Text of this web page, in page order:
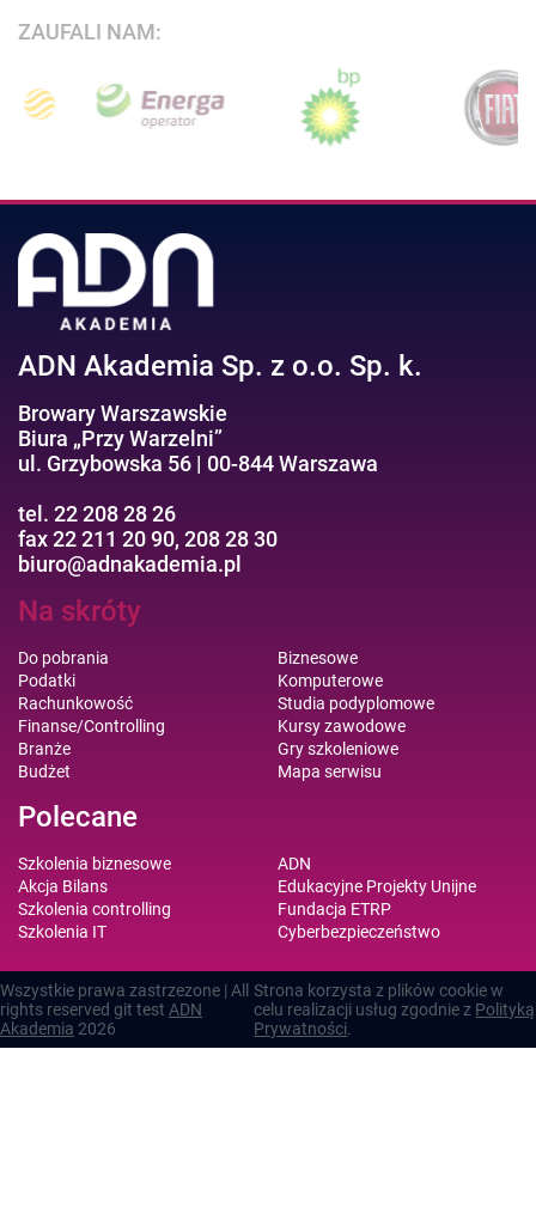
ZAUFALI NAM:
ADN Akademia Sp. z o.o. Sp. k.
Browary Warszawskie
Biura „Przy Warzelni”
ul. Grzybowska 56 | 00-844 Warszawa
tel. 22 208 28 26
fax 22 211 20 90, 208 28 30
biuro@adnakademia.pl
Na skróty
Do pobrania
Podatki
Rachunkowość
Finanse/Controlling
Branże
Budżet
Biznesowe
Komputerowe
Studia podyplomowe
Kursy zawodowe
Gry szkoleniowe
Mapa serwisu
Polecane
Szkolenia biznesowe
Akcja Bilans
Szkolenia controlling
Szkolenia IT
ADN
Edukacyjne Projekty Unijne
Fundacja ETRP
Cyberbezpieczeństwo
Wszystkie prawa zastrzezone | All
rights reserved git test ADN
Akademia 2026
Strona korzysta z plików cookie w
celu realizacji usług zgodnie z Polityką
Prywatności.